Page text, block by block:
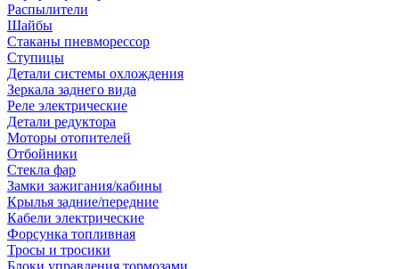
Распылители
Шайбы
Стаканы пневморессор
Ступицы
Детали системы охлождения
Зеркала заднего вида
Реле электрические
Детали редуктора
Моторы отопителей
Отбойники
Стекла фар
Замки зажигания/кабины
Крылья задние/передние
Кабели электрические
Форсунка топливная
Тросы и тросики
Блоки управления тормозами